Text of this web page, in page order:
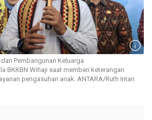
Pembangunan Keluarga
BKKBN Wihaji saat memberi keterangan
pengasuhan anak. ANTARA/Ruth Intan